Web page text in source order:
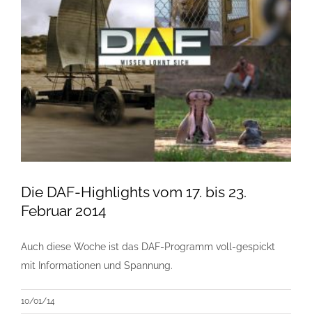
Die DAF-Highlights vom 17. bis 23.
Februar 2014
Auch diese Woche ist das DAF-Programm voll-gespickt
mit Informationen und Spannung.
10/01/14